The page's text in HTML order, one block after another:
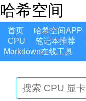
哈希空间
首页 哈希空间APP
CPU
笔记本推荐
Markdown在线工具